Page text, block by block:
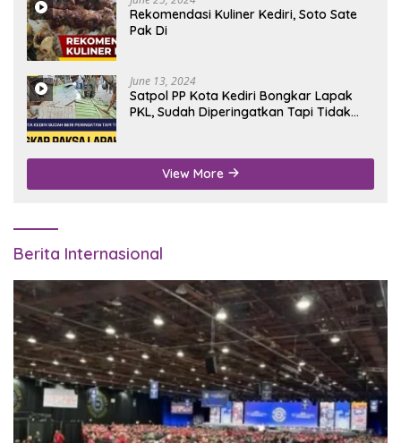
Rekomendasi Kuliner Kediri, Soto Sate
Pak Di
June 13, 2024
Satpol PP Kota Kediri Bongkar Lapak
PKL, Sudah Diperingatkan Tapi Tidak
View More
Berita Internasional